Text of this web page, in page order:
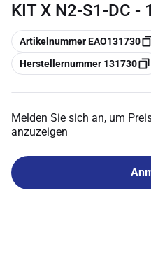
KIT X N2-S1-DC -
Kopieren
Artikelnummer EAO131730
Kopieren
Herstellernummer 131730
Melden Sie sich an, um
anzuzeigen